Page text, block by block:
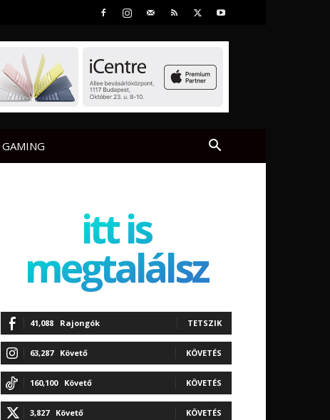
GAMING
itt is
megtalálsz
41,088 Rajongók TETSZIK
63,287 Követő KÖVETÉS
160,100 Követő KÖVETÉS
3,827 Követő KÖVETÉS